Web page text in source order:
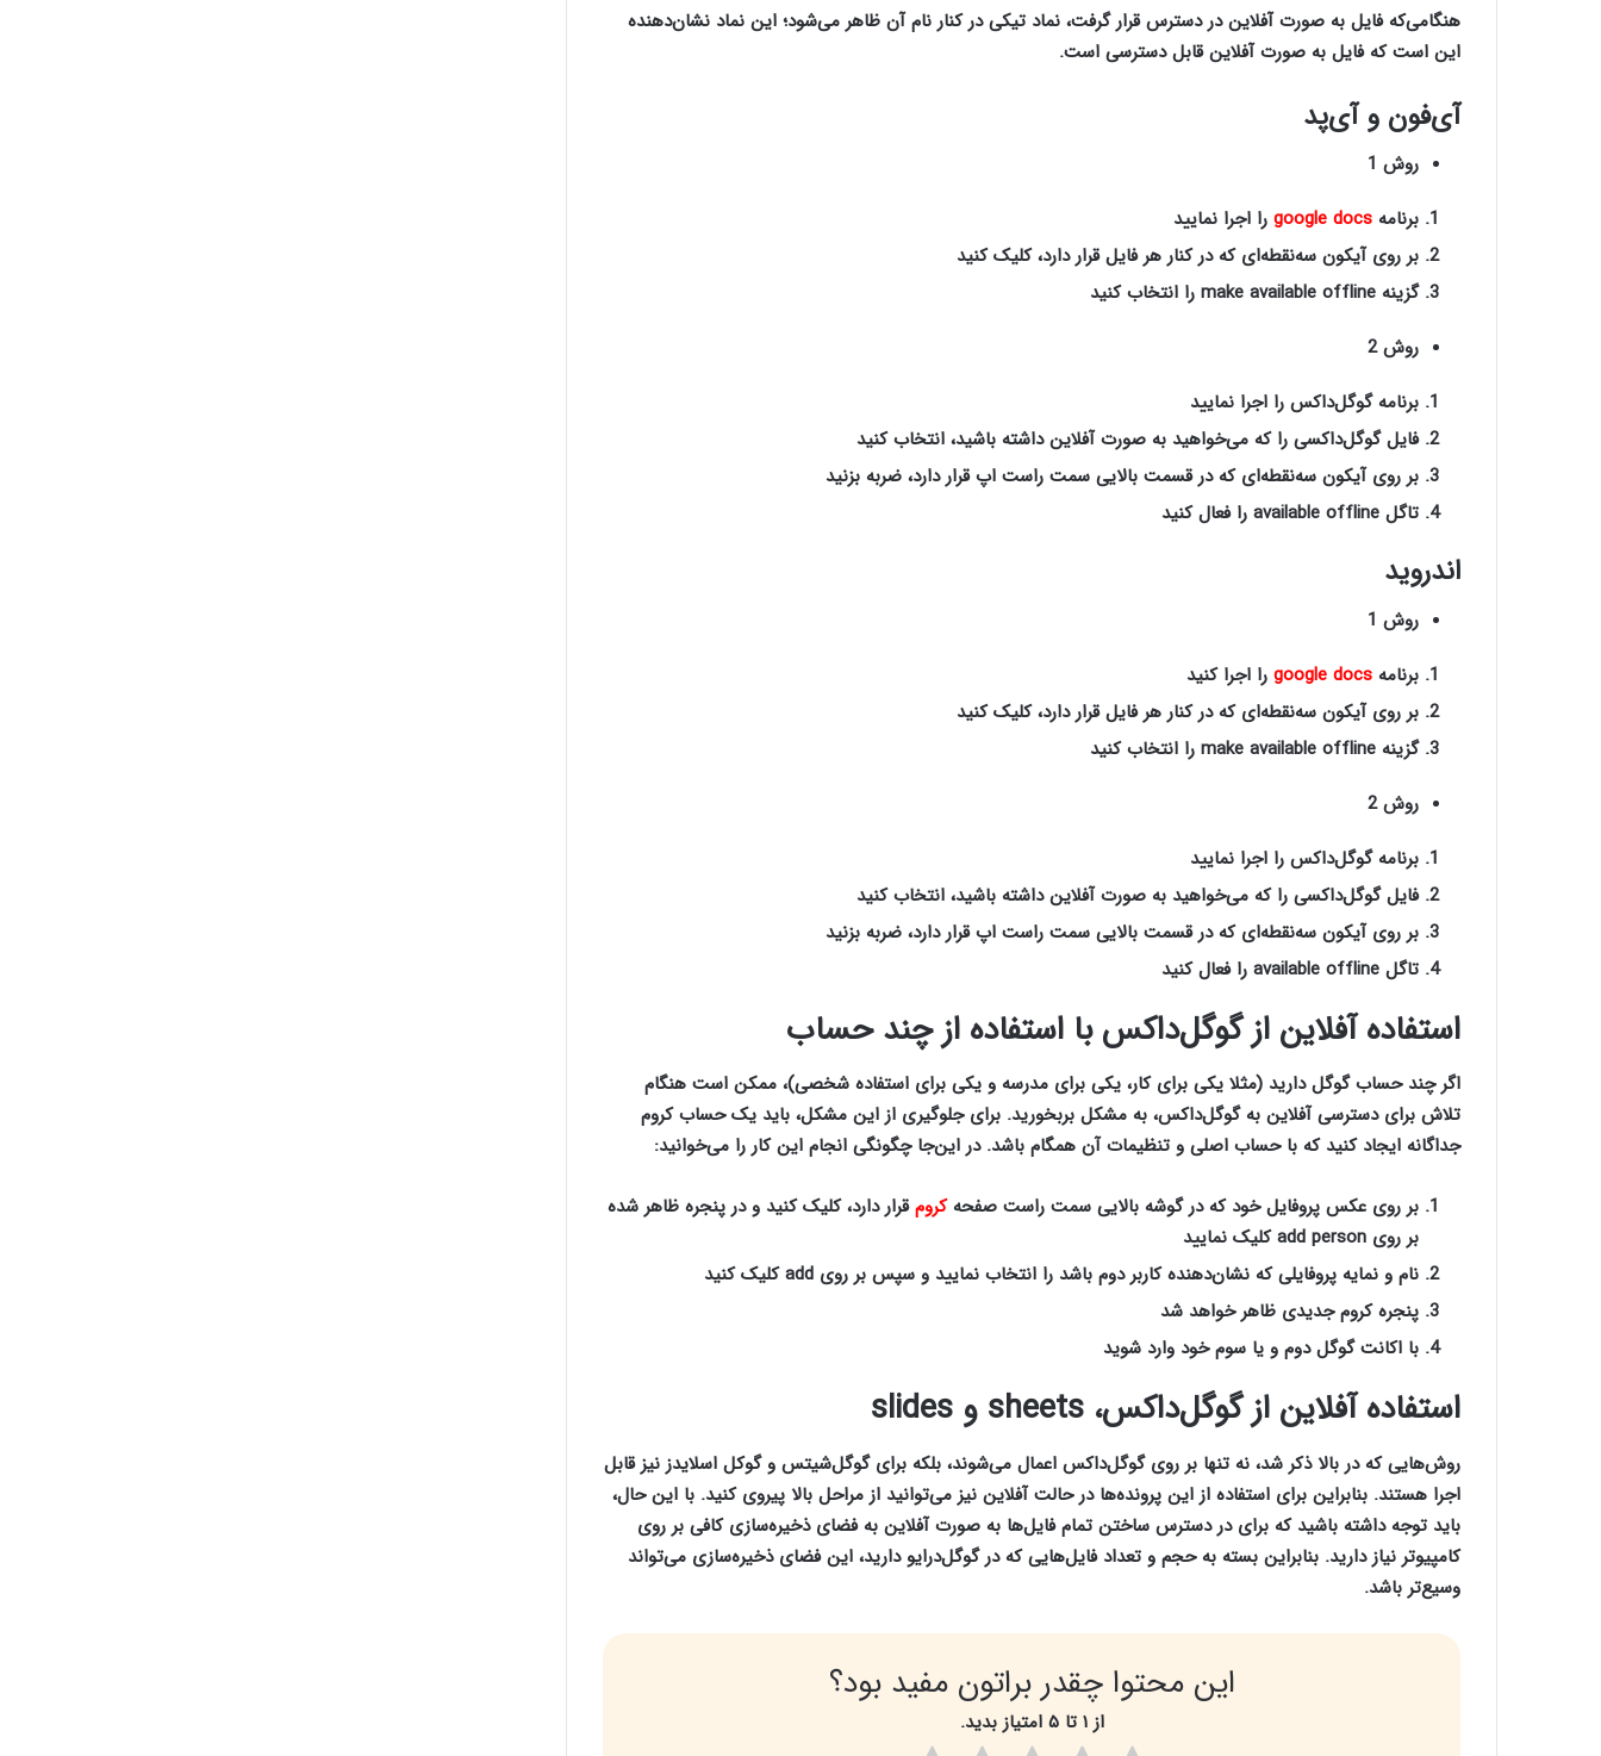
هنگامی‌که فایل به صورت آفلاین در دسترس قرار گرفت، نماد تیکی در کنار نام آن ظاهر می‌شود؛ این نماد نشان‌دهنده
این است که فایل به صورت آفلاین قابل دسترسی است.
آی‌فون و آی‌پد
روش 1
برنامه google docs را اجرا نمایید
بر روی آیکون سه‌نقطه‌ای‌ که در کنار هر فایل قرار دارد، کلیک کنید
گزینه make available offline را انتخاب کنید
روش 2
برنامه گوگل‌‌داکس را اجرا نمایید
فایل گوگل‌‌داکسی را که می‌خواهید به صورت آفلاین داشته باشید، انتخاب کنید
بر روی آیکون سه‌نقطه‌ای که در قسمت بالایی سمت راست اپ قرار دارد، ضربه بزنید
تاگل available offline را فعال کنید
اندروید
روش 1
برنامه‌ google docs را اجرا کنید
بر روی آیکون سه‌نقطه‌ای‌ که در کنار هر فایل قرار دارد، کلیک کنید
گزینه make available offline را انتخاب کنید
روش 2
برنامه گوگل‌‌داکس را اجرا نمایید
فایل گوگل‌‌داکسی را که می‌خواهید به صورت آفلاین داشته باشید، انتخاب کنید
بر روی آیکون سه‌نقطه‌ای که در قسمت بالایی سمت راست اپ قرار دارد، ضربه بزنید
تاگل available offline را فعال کنید
استفاده آفلاین از گوگل‌‌داکس با استفاده از چند حساب
اگر چند حساب گوگل دارید (مثلا یکی برای کار، یکی برای مدرسه و یکی برای استفاده شخصی)، ممکن است هنگام
تلاش برای دسترسی آفلاین به گوگل‌‌داکس، به مشکل بربخورید. برای جلوگیری از این مشکل، باید یک حساب کروم
جداگانه ایجاد کنید که با حساب اصلی و تنظیمات آن همگام باشد. در این‌جا چگونگی انجام این کار را می‌خوانید:
بر روی عکس پروفایل خود که در گوشه بالایی سمت راست صفحهکرومقرار دارد، کلیک کنید و در پنجره ظاهر شده
بر روی add person کلیک نمایید
نام و نمایه پروفایلی که نشان‌دهنده کاربر دوم باشد را انتخاب نمایید و سپس بر روی add کلیک کنید
پنجره کروم جدیدی ظاهر خواهد شد
با اکانت گوگل دوم و یا سوم خود وارد شوید
استفاده آفلاین از گوگل‌‌داکس، sheets و slides
روش‌هایی که در بالا ذکر شد، نه تنها بر روی گوگل‌‌داکس اعمال می‌شوند، بلکه برای گوگل‌شیتس و گوکل اسلایدز نیز قابل
اجرا هستند. بنابراین برای استفاده از این پرونده‌ها در حالت آفلاین نیز می‌توانید از مراحل بالا پیروی کنید. با این حال،
باید توجه داشته باشید که برای در دسترس ساختن تمام فایل‌ها به صورت آفلاین به فضای ذخیره‌سازی کافی بر روی
کامپیوتر نیاز دارید. بنابراین بسته به حجم و تعداد فایل‌هایی که در گوگل‌درایو دارید، این فضای ذخیره‌سازی می‌تواند
وسیع‌تر باشد.
این محتوا چقدر براتون مفید بود؟
از ۱ تا ۵ امتیاز بدید.